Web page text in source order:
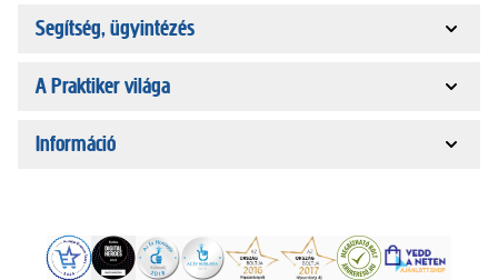
Segítség, ügyintézés
A Praktiker világa
Információ